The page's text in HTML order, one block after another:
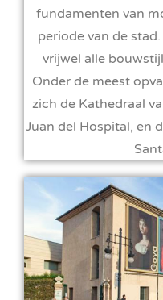
fundamenten van
periode van de
vrijwel alle
Onder de meest
zich de Kathedraal
Juan del Hospital, en